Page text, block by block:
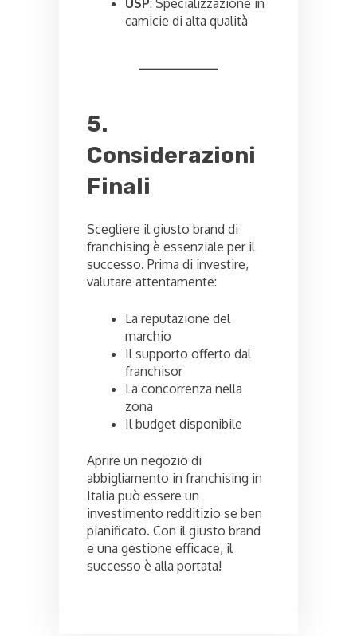
USP: Specializzazione in
camicie di alta qualità
5.
Considerazioni
Finali
Scegliere il giusto brand di
franchising è essenziale per il
successo. Prima di investire,
valutare attentamente:
La reputazione del
marchio
Il supporto offerto dal
franchisor
La concorrenza nella
zona
Il budget disponibile
Aprire un negozio di
abbigliamento in franchising in
Italia può essere un
investimento redditizio se ben
pianificato. Con il giusto brand
e una gestione efficace, il
successo è alla portata!